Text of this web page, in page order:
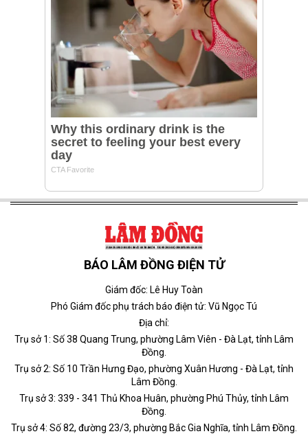
BÁO LÂM ĐỒNG ĐIỆN TỬ
Giám đốc: Lê Huy Toàn
Phó Giám đốc phụ trách báo điện tử: Vũ Ngọc Tú
Địa chỉ:
Trụ sở 1: Số 38 Quang Trung, phường Lâm Viên - Đà Lạt, tỉnh Lâm
Đồng.
Trụ sở 2: Số 10 Trần Hưng Đạo, phường Xuân Hương - Đà Lạt, tỉnh
Lâm Đồng.
Trụ sở 3: 339 - 341 Thủ Khoa Huân, phường Phú Thủy, tỉnh Lâm
Đồng.
Trụ sở 4: Số 82, đường 23/3, phường Bắc Gia Nghĩa, tỉnh Lâm Đồng.